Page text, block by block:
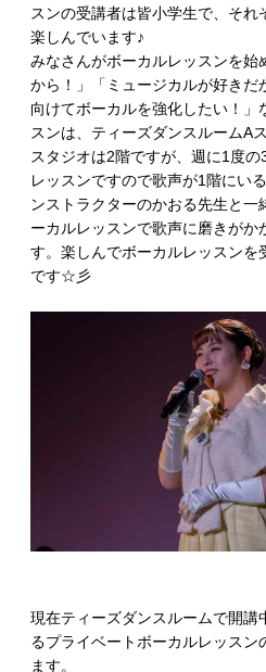
スンの受講者は皆小学生で、それ
楽しんでいます♪
みなさんがボーカルレッスンを始
から！」「ミュージカルが好きだ
向けてボーカルを強化したい！」
スンは、ティーズダンスルームA
スタジオは2階ですが、週に1度
レッスンですので歌声が1階にい
ンストラクターのかおる先生と
ーカルレッスンで歌声に磨きがか
す。楽しんでボーカルレッスンを
です☆彡
現在ティーズダンスルームで開講
るプライベートボーカルレッスン
ます。